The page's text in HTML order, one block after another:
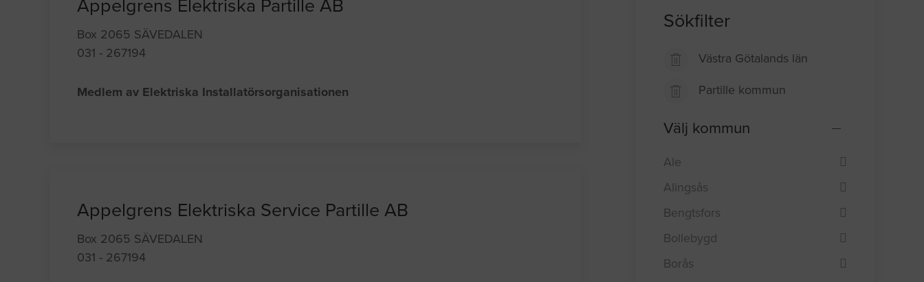
Appelgrens Elektriska Partille AB
Box 2065 SÄVEDALEN
031 - 267194
Medlem av Elektriska Installatörsorganisationen
Appelgrens Elektriska Service Partille AB
Box 2065 SÄVEDALEN
031 - 267194
Sökfilter
Västra Götalands län
Partille kommun
Välj kommun
Ale
Alingsås
Bengtsfors
Bollebygd
Borås